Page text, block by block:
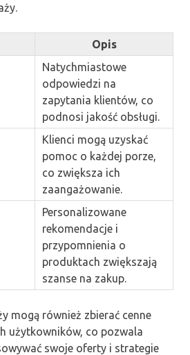
Opis
Natychmiastowe
odpowiedzi na
zapytania klientów, co
podnosi jakość obsługi.
Klienci mogą uzyskać
pomoc o każdej porze,
co zwiększa ich
zaangażowanie.
Personalizowane
rekomendacje i
przypomnienia o
produktach zwiększają
szanse na zakup.
mogą również zbierać cenne
użytkowników, co pozwala
swoje oferty i strategie